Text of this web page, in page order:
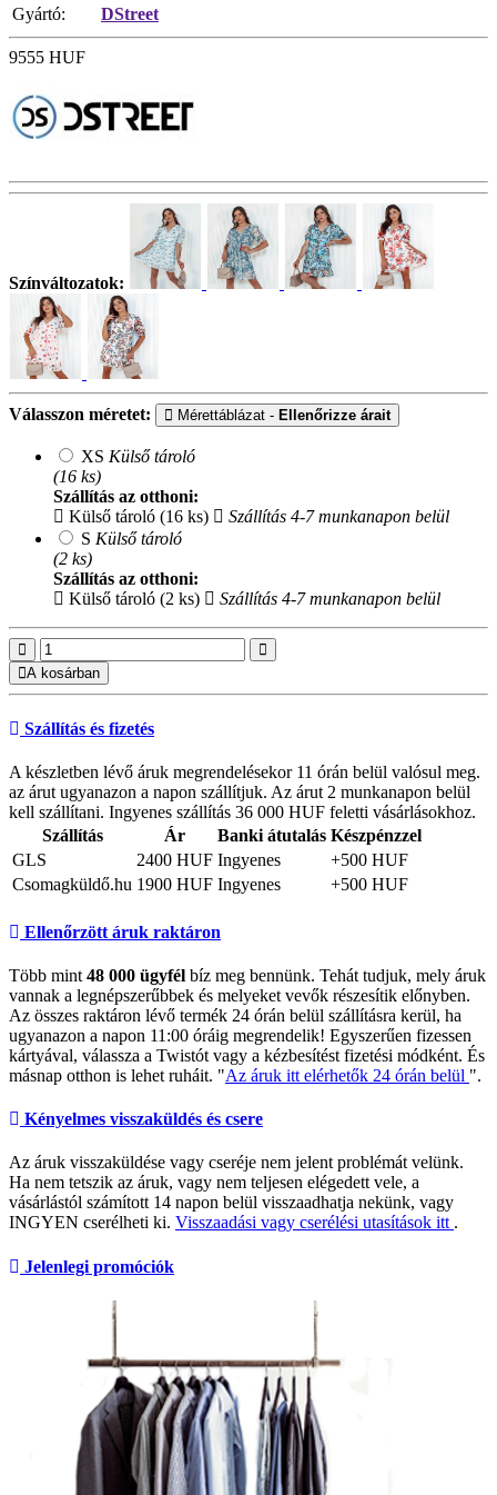
Gyártó:
DStreet
9555 HUF
Színváltozatok:
Válasszon méretet: Mérettáblázat - Ellenőrizze árait
XS Külső tároló
(16 ks)
Szállítás az otthoni:
Külső tároló (16 ks)
Szállítás 4-7 munkanapon belül
S Külső tároló
(2 ks)
Szállítás az otthoni:
Külső tároló (2 ks)
Szállítás 4-7 munkanapon belül
A kosárban
Szállítás és fizetés
A készletben lévő áruk megrendelésekor 11 órán belül valósul meg.
az árut ugyanazon a napon szállítjuk. Az árut 2 munkanapon belül
kell szállítani. Ingyenes szállítás 36 000 HUF feletti vásárlásokhoz.
Szállítás
Ár Banki átutalás Készpénzzel
GLS
2400 HUF Ingyenes
+500 HUF
Csomagküldő.hu 1900 HUF Ingyenes +500 HUF
Ellenőrzött áruk raktáron
Több mint 48 000 ügyfél bíz meg bennünk. Tehát tudjuk, mely áruk
vannak a legnépszerűbbek és melyeket vevők részesítik előnyben.
Az összes raktáron lévő termék 24 órán belül szállításra kerül, ha
ugyanazon a napon 11:00 óráig megrendelik! Egyszerűen fizessen
kártyával, válassza a Twistót vagy a kézbesítést fizetési módként. És
másnap otthon is lehet ruháit. "Az áruk itt elérhetők 24 órán belül ".
Kényelmes visszaküldés és csere
Az áruk visszaküldése vagy cseréje nem jelent problémát velünk.
Ha nem tetszik az áruk, vagy nem teljesen elégedett vele, a
vásárlástól számított 14 napon belül visszaadhatja nekünk, vagy
INGYEN cserélheti ki. Visszaadási vagy cserélési utasítások itt .
Jelenlegi promóciók